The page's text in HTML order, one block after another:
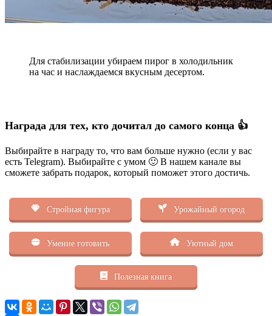
Для стабилизации убираем пирог в холодильник
на час и наслаждаемся вкусным десертом.
Награда для тех, кто дочитал до самого конца 👍
Выбирайте в награду то, что вам больше нужно (если у вас
есть Telegram). Выбирайте с умом 🙂 В нашем канале вы
сможете забрать подарок, который поможет этого достичь.
Стройная фигура Урожайный огород
Умение готовить Уютный дом
Полезная книга